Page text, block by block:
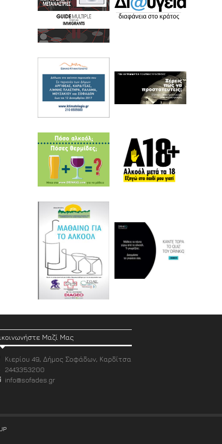
Μαζί Μας
Κιερίου 49, Δήμος Σοφάδων, Καρδίτσα
2443353200
info@sofades.gr